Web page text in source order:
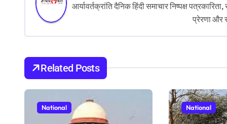
a
v
i
g
आर्यावर्तक्रांति दैनिक हिंदी समाचार निष्पक्ष
प्रेरणा और
Related Posts
National National